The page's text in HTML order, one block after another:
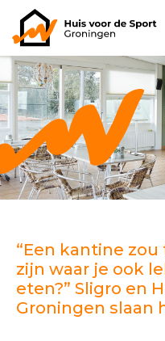
“Een kantine
zijn waar je ook
eten?” Sligro en
Groningen slaan